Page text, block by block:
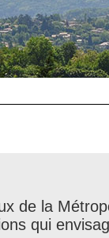
de la
qui